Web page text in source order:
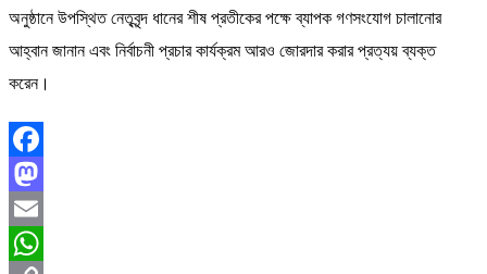
অনুষ্ঠানে উপস্থিত নেতৃবৃন্দ ধানের শীষ প্রতীকের পক্ষে ব্যাপক গণসংযোগ চালানোর
আহ্বান জানান এবং নির্বাচনী প্রচার কার্যক্রম আরও জোরদার করার প্রত্যয় ব্যক্ত
করেন।
Facebook
Mastodon
Email